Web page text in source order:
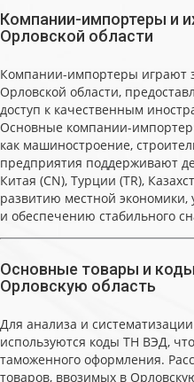
Компании-импортеры и
Орловской области
Компании-импортеры играют
Орловской области,
доступ к качественным
Основные компании-
как машиностроение,
предприятия поддерживают
Китая (CN), Турции (TR),
развитию местной
и обеспечению стабильного
Основные товары и
Орловскую область
Для анализа и
используются коды ТН ВЭД,
таможенного оформления.
товаров, ввозимых в